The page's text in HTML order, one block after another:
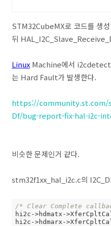
STM32CubeMX로 코드를 생
뒤
Linux Machine에서 i2cdetect
는 Hard Fault가 발생한다.
https://community.st.com/
Df/bug-report-fix-hal-i2c-
비슷한 문제인거 같다.
stm32f1xx_hal_i2c.c의
/* Clear Complete
hi2c->hdmatx-
hi2c->hdmarx-